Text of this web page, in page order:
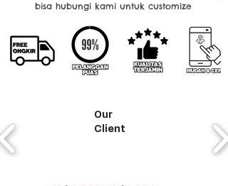
bisa hubungi kami untuk customize
Our
Client